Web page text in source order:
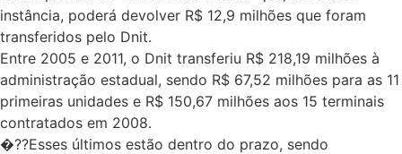
instância, poderá devolver R$ 12,9 milhões que foram
transferidos pelo Dnit.
Entre 2005 e 2011, o Dnit transferiu R$ 218,19 milhões à
administração estadual, sendo R$ 67,52 milhões para as 11
primeiras unidades e R$ 150,67 milhões aos 15 terminais
contratados em 2008.
�??Esses últimos estão dentro do prazo, sendo